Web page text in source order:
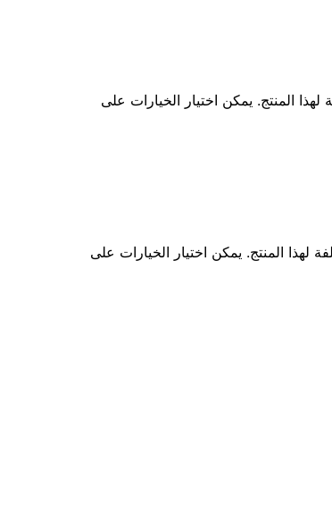
لهذا المنتج. يمكن اختيار الخيارات على
لهذا المنتج. يمكن اختيار الخيارات على